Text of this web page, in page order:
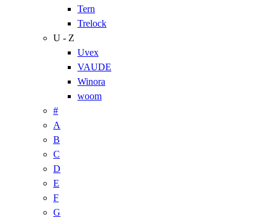
Tern
Trelock
U - Z
Uvex
VAUDE
Winora
woom
#
A
B
C
D
E
F
G